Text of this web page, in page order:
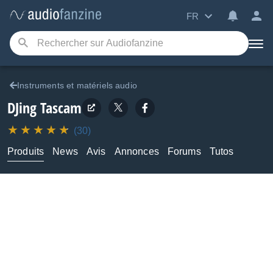
FR
Instruments et matériels audio
DJingTascam
(30)
Produits
News Avis Annonces Forums Tutos